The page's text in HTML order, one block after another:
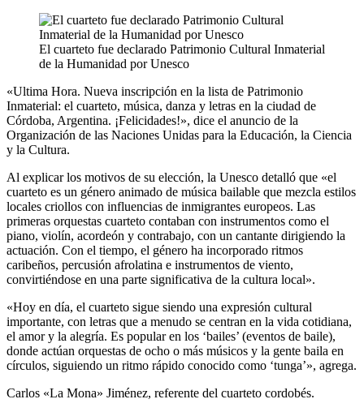
El cuarteto fue declarado Patrimonio Cultural Inmaterial
de la Humanidad por Unesco
«Ultima Hora. Nueva inscripción en la lista de Patrimonio
Inmaterial: el cuarteto, música, danza y letras en la ciudad de
Córdoba, Argentina. ¡Felicidades!», dice el anuncio de la
Organización de las Naciones Unidas para la Educación, la Ciencia
y la Cultura.
Al explicar los motivos de su elección, la Unesco detalló que «el
cuarteto es un género animado de música bailable que mezcla estilos
locales criollos con influencias de inmigrantes europeos. Las
primeras orquestas cuarteto contaban con instrumentos como el
piano, violín, acordeón y contrabajo, con un cantante dirigiendo la
actuación. Con el tiempo, el género ha incorporado ritmos
caribeños, percusión afrolatina e instrumentos de viento,
convirtiéndose en una parte significativa de la cultura local».
«Hoy en día, el cuarteto sigue siendo una expresión cultural
importante, con letras que a menudo se centran en la vida cotidiana,
el amor y la alegría. Es popular en los ‘bailes’ (eventos de baile),
donde actúan orquestas de ocho o más músicos y la gente baila en
círculos, siguiendo un ritmo rápido conocido como ‘tunga’», agrega.
Carlos «La Mona» Jiménez, referente del cuarteto cordobés.